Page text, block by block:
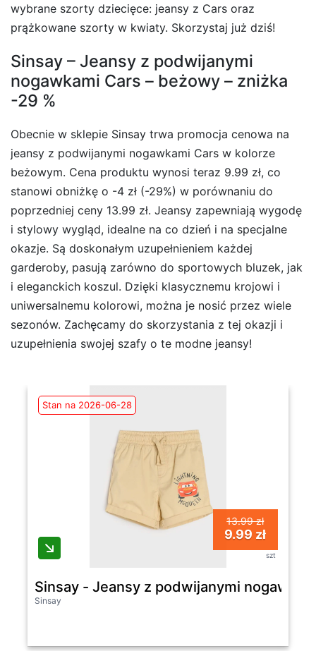
wybrane szorty dziecięce: jeansy z Cars oraz
prążkowane szorty w kwiaty. Skorzystaj już dziś!
Sinsay – Jeansy z podwijanymi
nogawkami Cars – beżowy – zniżka
-29 %
Obecnie w sklepie Sinsay trwa promocja cenowa na
jeansy z podwijanymi nogawkami Cars w kolorze
beżowym. Cena produktu wynosi teraz 9.99 zł, co
stanowi obniżkę o -4 zł (-29%) w porównaniu do
poprzedniej ceny 13.99 zł. Jeansy zapewniają wygodę
i stylowy wygląd, idealne na co dzień i na specjalne
okazje. Są doskonałym uzupełnieniem każdej
garderoby, pasują zarówno do sportowych bluzek, jak
i eleganckich koszul. Dzięki klasycznemu krojowi i
uniwersalnemu kolorowi, można je nosić przez wiele
sezonów. Zachęcamy do skorzystania z tej okazji i
uzupełnienia swojej szafy o te modne jeansy!
Stan na 2026-06-28
13.99 zł
9.99 zł
szt
Sinsay - Jeansy z podwijanymi
Sinsay